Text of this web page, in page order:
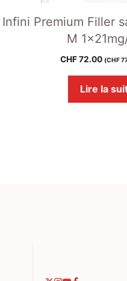
Infini Premium Filler
M
CHF72.00 (CHF
Lire la